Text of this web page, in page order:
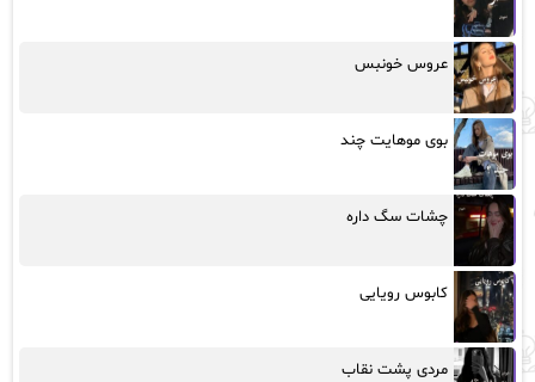
عروس خونبس
بوی موهایت چند
چشات سگ داره
کابوس رویایی
مردی پشت نقاب